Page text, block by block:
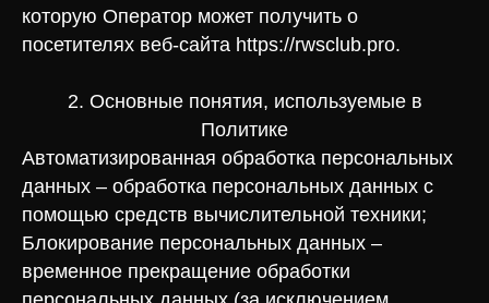
которую Оператор может получить о
посетителях веб-сайта https://rwsclub.pro.
2. Основные понятия, используемые в
Политике
Автоматизированная обработка персональных
данных – обработка персональных данных с
помощью средств вычислительной техники;
Блокирование персональных данных –
временное прекращение обработки